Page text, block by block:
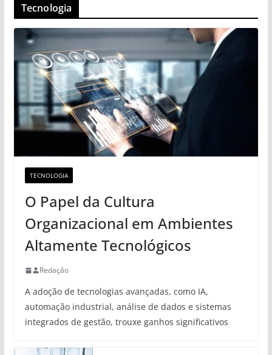
Tecnologia
TECNOLOGIA
O Papel da Cultura
Organizacional em Ambientes
Altamente Tecnológicos
Redação
A adoção de tecnologias avançadas, como IA,
automação industrial, análise de dados e sistemas
integrados de gestão, trouxe ganhos significativos